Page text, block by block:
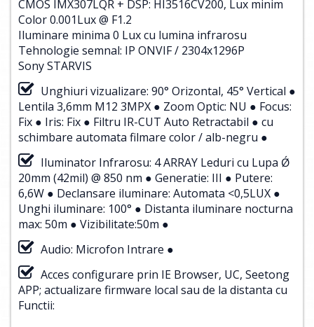
CMOS IMX307LQR + DSP: HI3516CV200, Lux minim
Color 0.001Lux @ F1.2
Iluminare minima 0 Lux cu lumina infrarosu
Tehnologie semnal: IP ONVIF / 2304x1296P
Sony STARVIS
Unghiuri vizualizare: 90° Orizontal, 45° Vertical ●
Lentila 3,6mm M12 3MPX ● Zoom Optic: NU ● Focus:
Fix ● Iris: Fix ● Filtru IR-CUT Auto Retractabil ● cu
schimbare automata filmare color / alb-negru ●
Iluminator Infrarosu: 4 ARRAY Leduri cu Lupa Ǿ
20mm (42mil) @ 850 nm ● Generatie: III ● Putere:
6,6W ● Declansare iluminare: Automata <0,5LUX ●
Unghi iluminare: 100° ● Distanta iluminare nocturna
max: 50m ● Vizibilitate:50m ●
Audio: Microfon Intrare ●
Acces configurare prin IE Browser, UC, Seetong
APP; actualizare firmware local sau de la distanta cu
Functii: